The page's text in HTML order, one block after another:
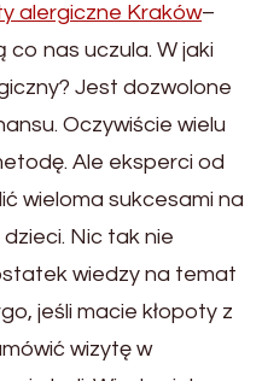
alergiczne Kraków–
nas uczula. W jaki
Jest dozwolone
Oczywiście wielu
Ale eksperci od
wieloma sukcesami na
Nic tak nie
wiedzy na temat
jeśli macie kłopoty z
wizytę w